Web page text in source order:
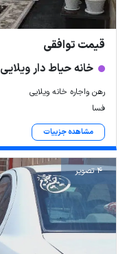
قیمت توافقی
خانه حیاط دار ویلایی
رهن واجاره خانه ویلایی
فسا
مشاهده جزییات
4 تصویر